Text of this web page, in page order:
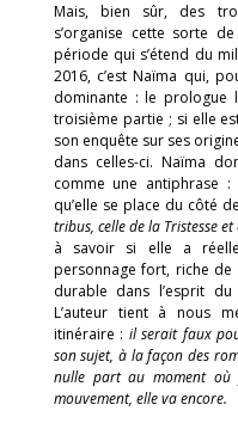
Mais, bien sûr, des
s’organise cette sorte
période qui s’étend du
2016, c’est Naïma qui,
dominante : le prologue
troisième partie ; si elle
son enquête sur ses
dans celles-ci. Naïma
comme une antiphrase
qu’elle se place du côté
tribus, celle de la Tristesse
à savoir si elle a
personnage fort, riche de
durable dans l’esprit du
L’auteur tient à nous
itinéraire : il serait faux
son sujet, à la façon des
nulle part au moment où
mouvement, elle va encore.